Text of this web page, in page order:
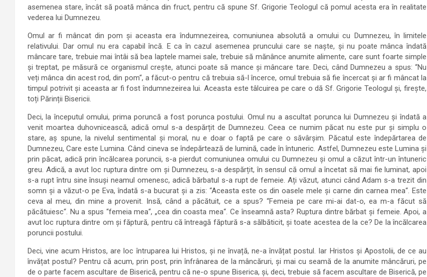
asemenea stare, încât să poată mânca din fruct, pentru că spune Sf. Grigorie Teologul că pomul acesta era în realitate
vederea lui Dumnezeu.
Omul ar fi mâncat din pom și aceasta era îndumnezeirea, comuniunea absolută a omului cu Dumnezeu, în limitele
relativului. Dar omul nu era capabil încă. E ca în cazul asemenea pruncului care se naște, și nu poate mânca îndată
mâncare tare, trebuie mai întâi să bea laptele mamei sale, trebuie să mănânce anumite alimente, care sunt foarte simple
și treptat, pe măsură ce organismul crește, atunci poate să mance și mâncare tare. Deci, când Dumnezeu a spus: “Nu
veți mânca din acest rod, din pom“, a făcut-o pentru că trebuia să-l încerce, omul trebuia să fie încercat și ar fi mâncat la
timpul potrivit și aceasta ar fi fost îndumnezeirea lui. Aceasta este tâlcuirea pe care o dă Sf. Grigorie Teologul și, firește,
toți Părinții Bisericii.
Deci, la începutul omului, prima poruncă a fost porunca postului. Omul nu a ascultat porunca lui Dumnezeu și îndată a
venit moartea duhovnicească, adică omul s-a despărțit de Dumnezeu. Ceea ce numim păcat nu este pur și simplu o
stare, aș spune, la nivelul sentimental și moral, nu e doar o faptă pe care o săvârșim. Păcatul este îndepărtarea de
Dumnezeu, Care este Lumina. Când cineva se îndepărtează de lumină, cade în întuneric. Astfel, Dumnezeu este Lumina și
prin păcat, adică prin încălcarea poruncii, s-a pierdut comuniunea omului cu Dumnezeu și omul a căzut într-un întuneric
greu. Adică, a avut loc ruptura dintre om și Dumnezeu, s-a despărțit, în sensul că omul a încetat să mai fie luminat, apoi
s-a rupt întru sine însuși neamul omenesc, adică bărbatul s-a rupt de femeie. Ați văzut, atunci când Adam s-a trezit din
somn și a văzut-o pe Eva, îndată s-a bucurat și a zis: “Aceasta este os din oasele mele și carne din carnea mea“. Este
ceva al meu, din mine a provenit. Insă, când a păcătuit, ce a spus? “Femeia pe care mi-ai dat-o, ea m-a făcut să
păcătuiesc“. Nu a spus “femeia mea“, „cea din coasta mea“. Ce înseamnă asta? Ruptura dintre bărbat și femeie. Apoi, a
avut loc ruptura dintre om și făptură, pentru că întreagă făptură s-a sălbăticit, și toate acestea de la ce? De la încălcarea
poruncii postului.
Deci, vine acum Hristos, are loc întruparea lui Hristos, și ne învață, ne-a învățat postul. Iar Hristos și Apostolii, de ce au
învățat postul? Pentru că acum, prin post, prin înfrânarea de la mâncăruri, și mai cu seamă de la anumite mâncăruri, pe
de o parte facem ascultare de Biserică, pentru că ne-o spune Biserica, și, deci, trebuie să facem ascultare de Biserică, pe